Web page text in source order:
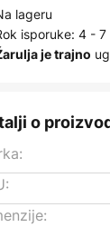
lageru
isporuke: 4 - 7
je trajno
o